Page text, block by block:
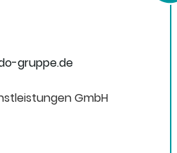
gruppe.de
GmbH